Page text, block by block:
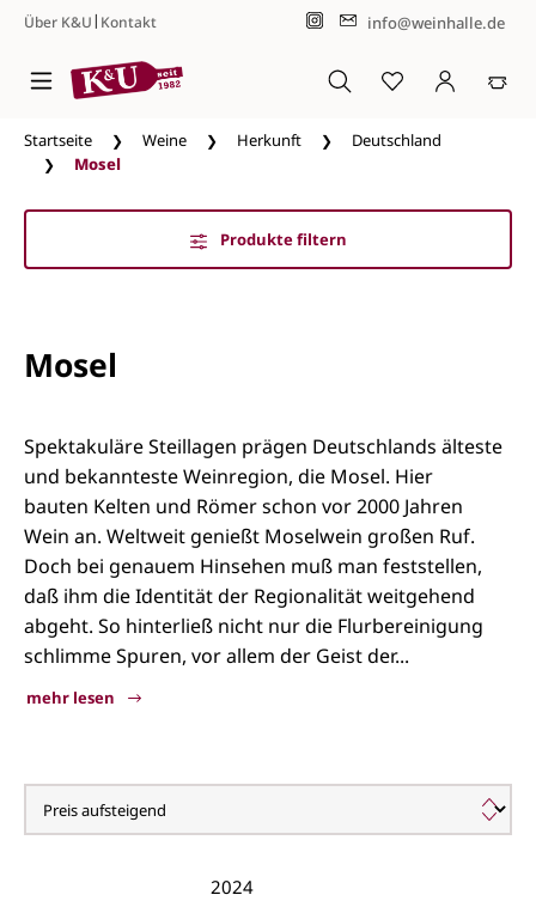
Zum Hauptinhalt springen
Über K&U| Kontakt info@weinhalle.de
Startseite Weine Herkunft
Deutschland
Mosel
Produkte filtern
Mosel
Spektakuläre Steillagen prägen Deutschlands älteste
und bekannteste Weinregion, die Mosel. Hier
bauten Kelten und Römer schon vor 2000 Jahren
Wein an. Weltweit genießt Moselwein großen Ruf.
Doch bei genauem Hinsehen muß man feststellen,
daß ihm die Identität der Regionalität weitgehend
abgeht. So hinterließ nicht nur die Flurbereinigung
schlimme Spuren, vor allem der Geist der...
mehr lesen
Mosel
2024